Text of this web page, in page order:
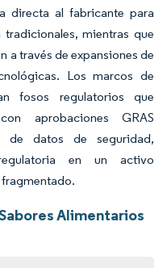
directa al fabricante para
mientras que
a través de expansiones de
Los marcos de
fosos regulatorios que
aprobaciones GRAS
de datos de seguridad,
en un activo
Alimentarios